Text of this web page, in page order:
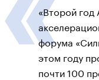
«Второй
форума
этом году
почти 100